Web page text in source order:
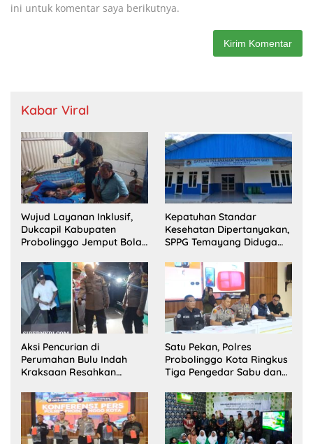
ini untuk komentar saya berikutnya.
Kabar Viral
Wujud Layanan Inklusif,
Dukcapil Kabupaten
Probolinggo Jemput Bola
Disabilitas di Dringu
Kepatuhan Standar
Kesehatan Dipertanyakan,
SPPG Temayang Diduga
Aksi Pencurian di
Perumahan Bulu Indah
Kraksaan Resahkan
Satu Pekan, Polres
Probolinggo Kota Ringkus
Tiga Pengedar Sabu dan